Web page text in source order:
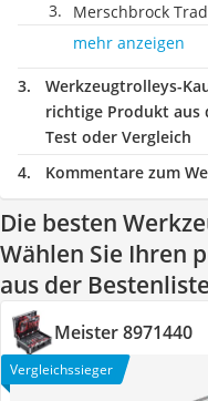
Merschbrock
mehr anzeigen
Werkzeugtrolleys-
richtige Produkt aus
Test oder Vergleich
Kommentare zum
Die besten
Wählen Sie Ihren
aus der
Meister 8971440
Vergleichssieger